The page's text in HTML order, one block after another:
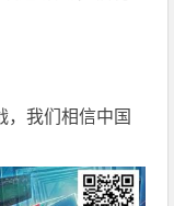
，我们相信中国